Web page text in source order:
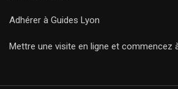
Adhérer à Guides Lyon
Mettre une visite en ligne et commencez